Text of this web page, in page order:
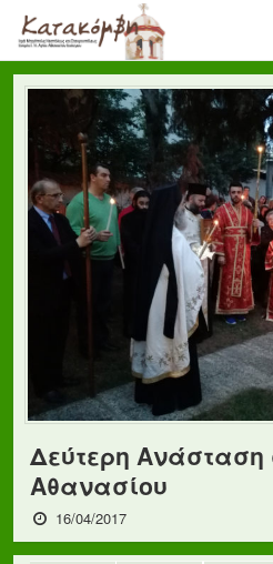
Δεύτερη Ανάσταση
Αθανασίου
16/04/2017